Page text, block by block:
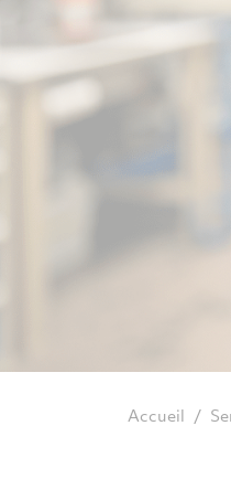
Accueil /